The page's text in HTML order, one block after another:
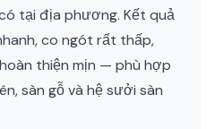
tại địa phương. Kết quả
co ngót rất thấp,
thiện mịn — phù hợp
sàn gỗ và hệ sưởi sàn